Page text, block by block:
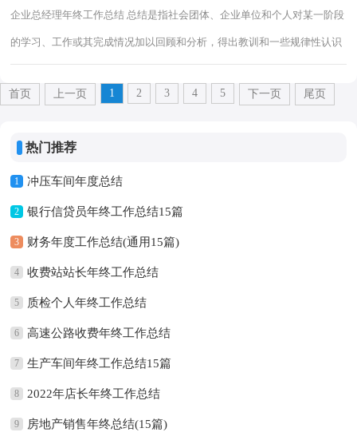
企业总经理年终工作总结 总结是指社会团体、企业单位和个人对某一阶段
的学习、工作或其完成情况加以回顾和分析，得出教训和一些规律性认识
的一种书面材料，它能够使头脑更加清...
首页 上一页 1 2 3 4 5 下一页 尾页
热门推荐
1 冲压车间年度总结
2 银行信贷员年终工作总结15篇
3 财务年度工作总结(通用15篇)
4 收费站站长年终工作总结
5 质检个人年终工作总结
6 高速公路收费年终工作总结
7 生产车间年终工作总结15篇
8 2022年店长年终工作总结
9 房地产销售年终总结(15篇)